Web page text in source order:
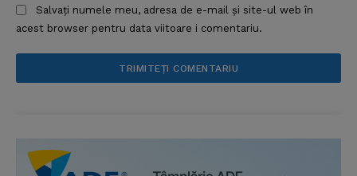
Salvați numele meu, adresa de e-mail și site-ul web în
acest browser pentru data viitoare i comentariu.